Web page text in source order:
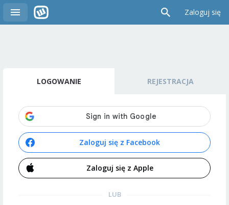
Zaloguj się
LOGOWANIE REJESTRACJA
Zaloguj się z Facebook
Zaloguj się z Apple
LUB